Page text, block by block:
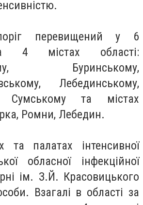
перевищений у 6
4 містах області:
Буринському,
Лебединському,
Сумському та містах
Ромни, Лебедин.
та палатах інтенсивної
обласної інфекційної
ім. З.Й. Красовицького
Взагалі в області за